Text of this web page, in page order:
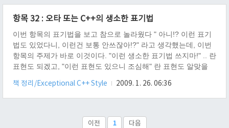
항목 32 : 오타 또는 C++의 생소한 표기법
이번 항목의 표기법을 보고 참으로 놀라웠다 " 아니!? 이런 표기
법도 있었다니, 이런건 보통 안쓰잖아!?" 라고 생각했는데, 이번
항목의 주제가 바로 이것이다. "이런 생소한 표기법 쓰지마!" .. 란
표현도 되겠고, "이런 표현도 있으니 조심해" 란 표현도 알맞을
때, 다음 프로그램은 무엇을 출력하는가? #include #include int
main( void ) { int x = 1; for( int i = 0; i < 100; ++i ); // 다음 줄은
p[2]; }; }; int main( void ) { return 0; } 여기서 나는 9 ..
책 정리/Exceptional C++ Style 2009. 1. 26. 06:36
이전 1 다음